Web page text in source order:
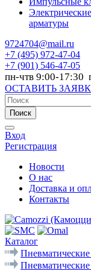
арматуры
9724704@mail.ru
+7 (495) 972-47-04
+7 (901) 546-47-05
пн-чтв 9:00-17:30
ОСТАВИТЬ
Поиск
Вход
Регистрация
Новости
О нас
Доставка и
Контакты
Каталог